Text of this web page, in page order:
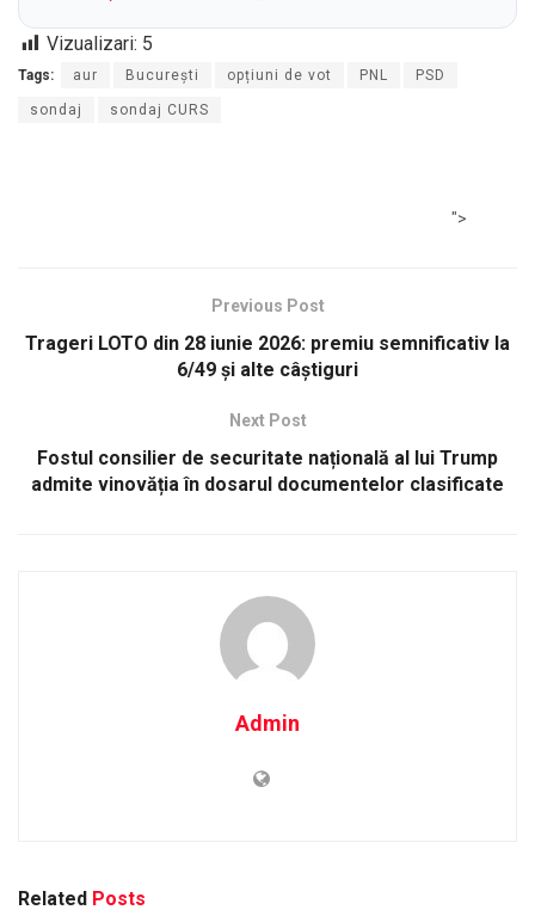
Vizualizari: 5
Tags: aur București opțiuni de vot PNL PSD
sondaj sondaj CURS
">
Previous Post
Trageri LOTO din 28 iunie 2026: premiu semnificativ la
6/49 și alte câștiguri
Next Post
Fostul consilier de securitate națională al lui Trump
admite vinovăția în dosarul documentelor clasificate
Admin
Related Posts